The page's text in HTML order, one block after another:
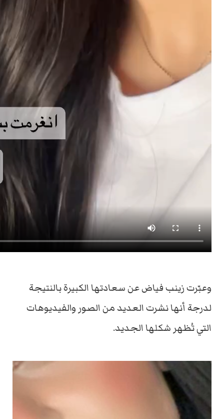
وعبّرت زينب فياض عن سعادتها الكبيرة بالنتيجة
لدرجة أنها نشرت العديد من الصور والفيديوهات
التي تُظهر شكلها الجديد.